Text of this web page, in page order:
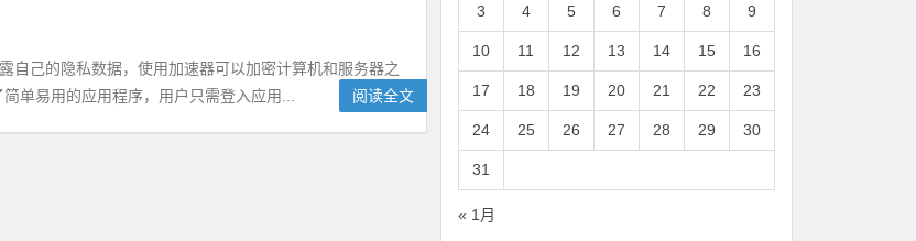
自己的隐私数据，使用加速器可以加密计算机和服务器之
单易用的应用程序，用户只需登入应用...
阅读全文
3 4 5 6 7 8 9
10 11 12 13 14 15 16
17 18 19 20 21 22 23
24 25 26 27 28 29 30
31
« 1月